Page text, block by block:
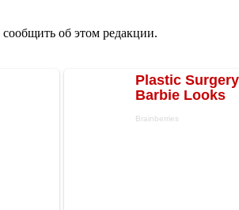
об этом редакции.